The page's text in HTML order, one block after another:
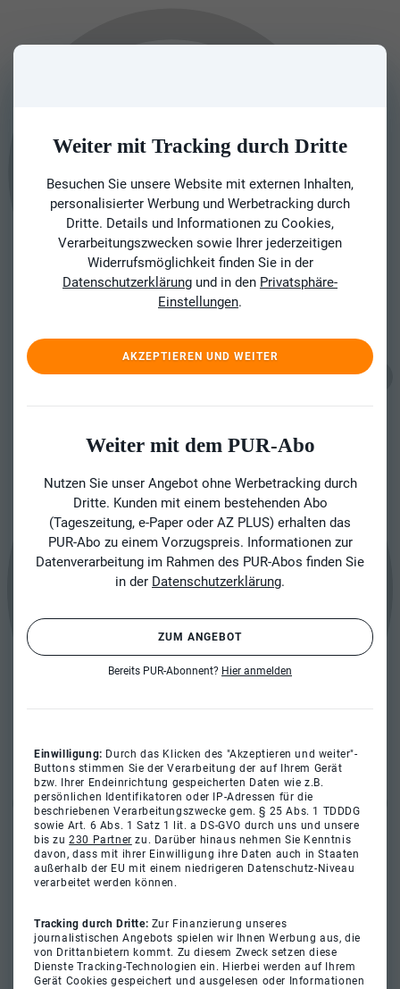
Weiter mit Tracking durch Dritte
Besuchen Sie unsere Website mit externen Inhalten,
personalisierter Werbung und Werbetracking durch
Dritte. Details und Informationen zu Cookies,
Verarbeitungszwecken sowie Ihrer jederzeitigen
Widerrufsmöglichkeit finden Sie in der
Datenschutzerklärung und in den Privatsphäre-
Einstellungen.
AKZEPTIEREN UND WEITER
Weiter mit dem PUR-Abo
Nutzen Sie unser Angebot ohne Werbetracking durch
Dritte. Kunden mit einem bestehenden Abo
(Tageszeitung, e-Paper oder AZ PLUS) erhalten das
PUR-Abo zu einem Vorzugspreis. Informationen zur
Datenverarbeitung im Rahmen des PUR-Abos finden Sie
in der Datenschutzerklärung.
ZUM ANGEBOT
Bereits PUR-Abonnent? Hier anmelden
Einwilligung: Durch das Klicken des "Akzeptieren und weiter"-
Buttons stimmen Sie der Verarbeitung der auf Ihrem Gerät
bzw. Ihrer Endeinrichtung gespeicherten Daten wie z.B.
persönlichen Identifikatoren oder IP-Adressen für die
beschriebenen Verarbeitungszwecke gem. § 25 Abs. 1 TDDDG
sowie Art. 6 Abs. 1 Satz 1 lit. a DS-GVO durch uns und unsere
bis zu230 Partner zu. Darüber hinaus nehmen Sie Kenntnis
davon, dass mit ihrer Einwilligung ihre Daten auch in Staaten
außerhalb der EU mit einem niedrigeren Datenschutz-Niveau
verarbeitet werden können.
Tracking durch Dritte: Zur Finanzierung unseres
journalistischen Angebots spielen wir Ihnen Werbung aus, die
von Drittanbietern kommt. Zu diesem Zweck setzen diese
Dienste Tracking-Technologien ein. Hierbei werden auf Ihrem
Gerät Cookies gespeichert und ausgelesen oder Informationen